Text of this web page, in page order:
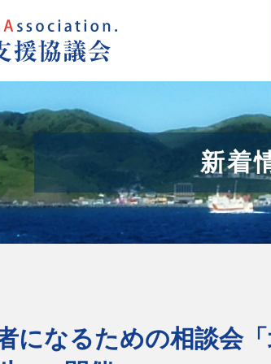
新着
になるための相談会